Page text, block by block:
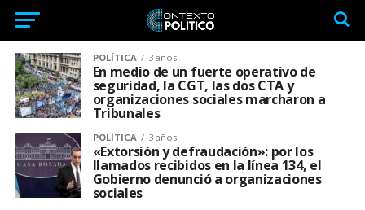
POLÍTICA 3 años
En medio de un fuerte operativo de
seguridad, la CGT, las dos CTA y
organizaciones sociales marcharon a
Tribunales
POLÍTICA 3 años
«Extorsión y defraudación»: por los
llamados recibidos en la línea 134, el
Gobierno denunció a organizaciones
sociales